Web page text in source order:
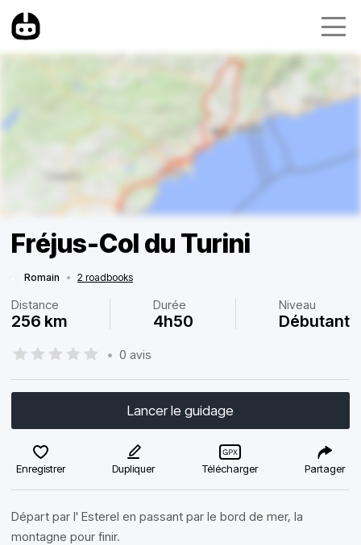
Fréjus-Col du Turini
Romain • 2 roadbooks
Distance
256 km
Durée
4h50
Niveau
Débutant
• 0 avis
Lancer le guidage
Enregistrer Dupliquer Télécharger Partager
Départ par l' Esterel en passant par le bord de mer, la
montagne pour finir.